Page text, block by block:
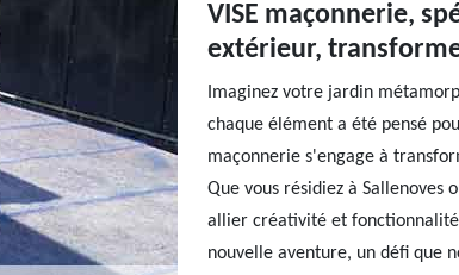
VISE maçonnerie,
extérieur,
Imaginez votre jardin
chaque élément a été pensé
maçonnerie s'engage à
Que vous résidiez à Sallenoves
allier créativité et
nouvelle aventure, un défi que